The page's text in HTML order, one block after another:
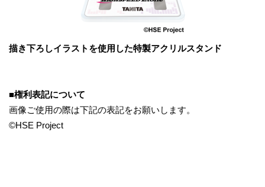
描き下ろしイラストを使用した特製アクリルスタンド
■権利表記について
画像ご使用の際は下記の表記をお願いします。
©HSE Project